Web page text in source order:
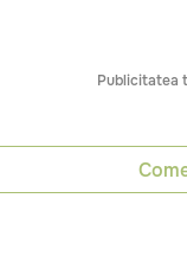
Publicitatea